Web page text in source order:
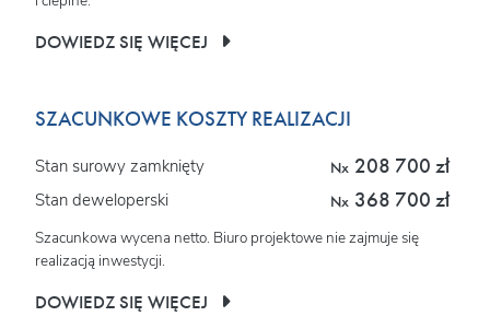
DOWIEDZ SIĘ WIĘCEJ
SZACUNKOWE KOSZTY REALIZACJI
Stan surowy zamknięty Nx 208 700 zł
Stan deweloperski Nx 368 700 zł
Szacunkowa wycena netto. Biuro projektowe nie zajmuje się
realizacją inwestycji.
DOWIEDZ SIĘ WIĘCEJ